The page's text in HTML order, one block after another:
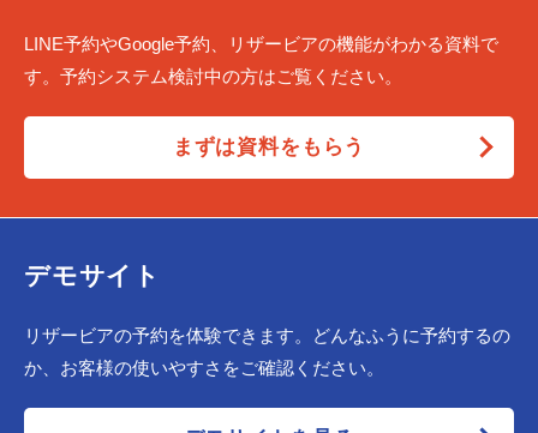
LINE予約やGoogle予約、リザービアの機能がわかる資料で
す。予約システム検討中の方はご覧ください。
まずは資料をもらう
デモサイト
リザービアの予約を体験できます。どんなふうに予約するの
か、お客様の使いやすさをご確認ください。